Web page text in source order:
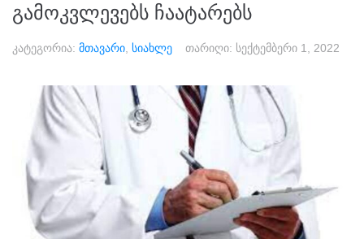
გამოკვლევებს ჩაატარებს
კატეგორია: მთავარი სიახლე თარიღი: სექტემბერი 1, 2022